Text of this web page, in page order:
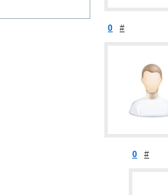
0 #
0 #